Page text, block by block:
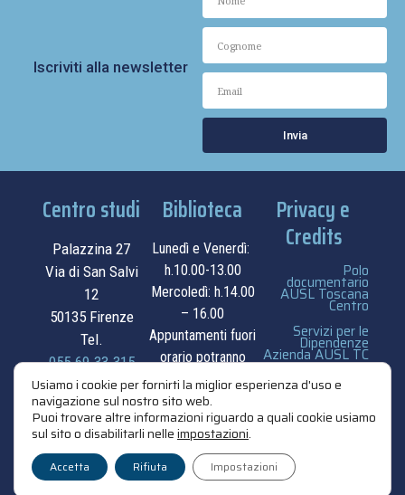
Iscriviti alla newsletter
Invia
Centro studi
Palazzina 27
Via di San Salvi
12
50135 Firenze
Tel.
055.69.33.315
contatti
Biblioteca
Lunedì e Venerdì:
h.10.00-13.00
Mercoledì: h.14.00
– 16.00
Appuntamenti fuori
orario potranno
essere
concordati su
appuntamento.
contatti
Privacy e
Credits
Polo
documentario
AUSL Toscana
Centro
Servizi per le
Dipendenze
Azienda AUSL TC
privacy e cookie
Usiamo i cookie per fornirti la miglior esperienza d'uso e
navigazione sul nostro sito web.
Puoi trovare altre informazioni riguardo a quali cookie usiamo
sul sito o disabilitarli nelleimpostazioni.
Accetta Rifiuta Impostazioni